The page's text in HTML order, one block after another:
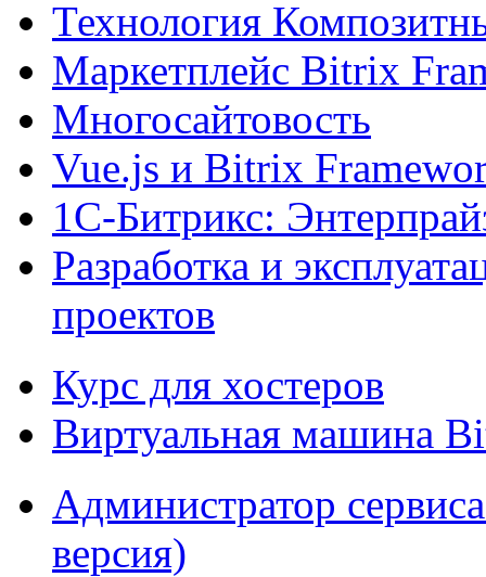
Технология
Маркетплейс Bitrix
Многосайтовость
Vue.js и Bitrix
1С-Битрикс:
Разработка и
проектов
Курс для хостеров
Виртуальная машина
Администратор
версия)